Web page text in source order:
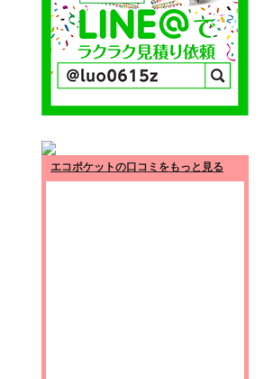
エコポケットの口コミをもっと見る